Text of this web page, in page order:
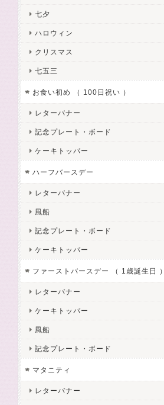
七夕
ハロウィン
クリスマス
七五三
お食い初め （ 100日祝い ）
レターバナー
記念プレート・ボード
ケーキトッパー
ハーフバースデー
レターバナー
風船
記念プレート・ボード
ケーキトッパー
ファーストバースデー （ 1歳誕生日 ）
レターバナー
ケーキトッパー
風船
記念プレート・ボード
マタニティ
レターバナー